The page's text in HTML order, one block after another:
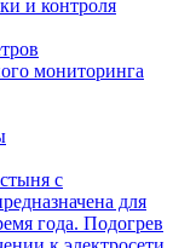
и контроля
мониторинга
с
для
года. Подогрев